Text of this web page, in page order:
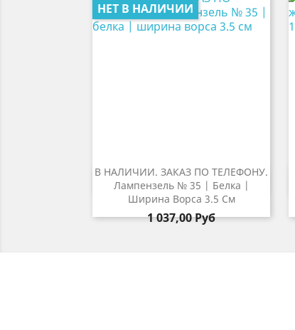
В НАЛИЧИИ. ЗАКАЗ ПО ТЕЛЕФОНУ.
Лампензель № 35 | Белка |
Ширина Ворса 3.5 См
1 037,00 Руб
НЕТ В НАЛИЧИИ
 Быстрый просмотр